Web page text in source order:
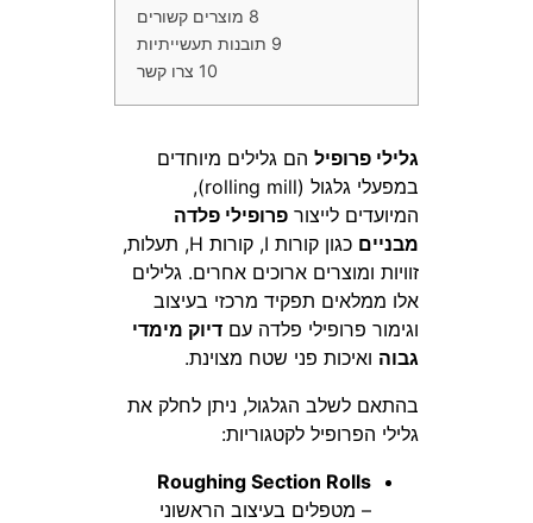
8 מוצרים קשורים
9 תובנות תעשייתיות
10 צרו קשר
גלילי פרופילהם גלילים מיוחדים
במפעלי גלגול (rolling mill),
המיועדים לייצור פרופילי פלדה
מבניים
כגון קורות I, קורות H, תעלות,
זוויות ומוצרים ארוכים אחרים. גלילים
אלו ממלאים תפקיד מרכזי בעיצוב
וגימור פרופילי פלדה עם דיוק מימדי
גבוה ואיכות פני שטח מצוינת.
בהתאם לשלב הגלגול, ניתן לחלק את
גלילי הפרופיל לקטגוריות:
Roughing Section Rolls
– מטפלים בעיצוב הראשוני